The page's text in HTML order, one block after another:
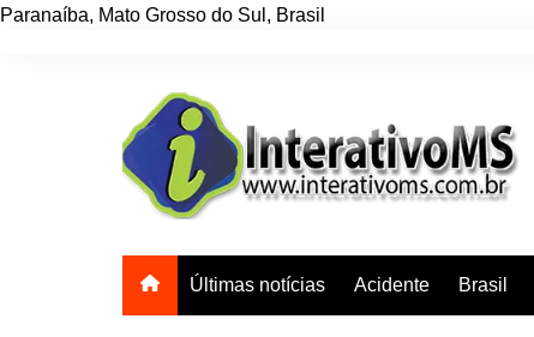
Paranaíba, Mato Grosso do Sul , Brasil
Últimas notícias Acidente Brasil